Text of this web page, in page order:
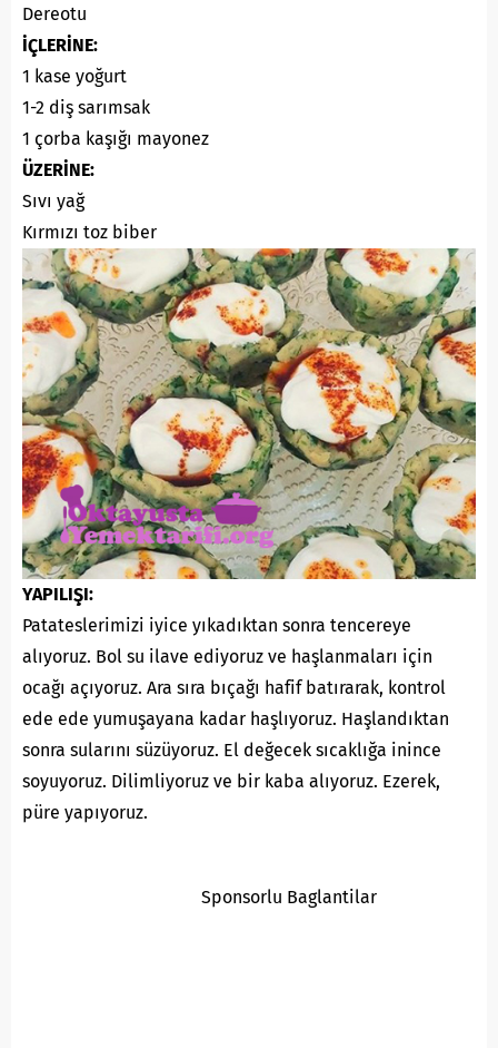
Dereotu
İÇLERİNE:
1 kase yoğurt
1-2 diş sarımsak
1 çorba kaşığı mayonez
ÜZERİNE:
Sıvı yağ
Kırmızı toz biber
YAPILIŞI:
Patateslerimizi iyice yıkadıktan sonra tencereye
alıyoruz. Bol su ilave ediyoruz ve haşlanmaları için
ocağı açıyoruz. Ara sıra bıçağı hafif batırarak, kontrol
ede ede yumuşayana kadar haşlıyoruz. Haşlandıktan
sonra sularını süzüyoruz. El değecek sıcaklığa inince
soyuyoruz. Dilimliyoruz ve bir kaba alıyoruz. Ezerek,
püre yapıyoruz.
Sponsorlu Baglantilar